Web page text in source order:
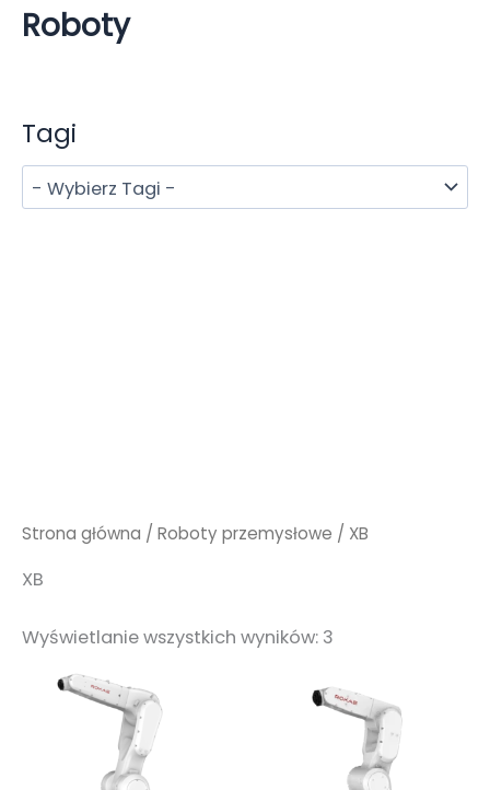
Roboty
Tagi
Strona główna / Roboty przemysłowe / XB
XB
Wyświetlanie wszystkich wyników: 3